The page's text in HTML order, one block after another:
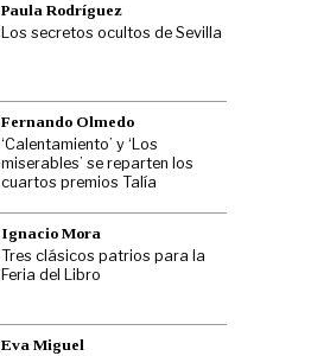
Paula Rodríguez
Los secretos ocultos de Sevilla
Fernando Olmedo
‘Calentamiento’ y ‘Los
miserables’ se reparten los
cuartos premios Talía
Ignacio Mora
Tres clásicos patrios para la
Feria del Libro
Eva Miguel